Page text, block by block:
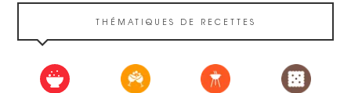
THÉMATIQUES DE RECETTES